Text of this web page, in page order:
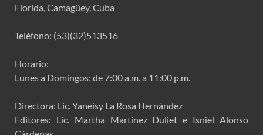
Florida, Camagüey, Cuba
Teléfono: (53)(32)513516
Horario:
Lunes a Domingos: de 7:00 a.m. a 11:00 p.m.
Directora: Lic. Yaneisy La Rosa Hernández
Editores: Lic. Martha Martínez Duliet e Isniel Alonso